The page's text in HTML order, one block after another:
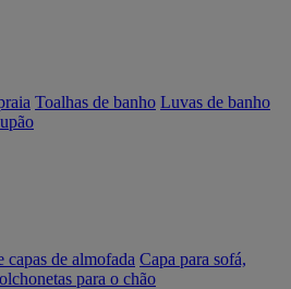
Toalhas de banho Luvas de banho
capas de almofada Capa para sofá,
para o chão